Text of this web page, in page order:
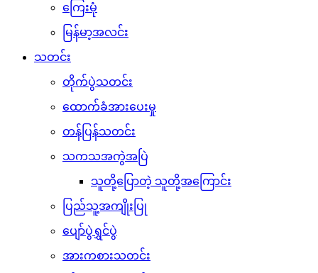
ကြေးမုံ
မြန်မာ့အလင်း
သတင်း
တိုက်ပွဲသတင်း
ထောက်ခံအားပေးမှု
တန်ပြန်သတင်း
သကသအကွဲအပြဲ
သူတို့ပြောတဲ့ သူတို့အကြောင်း
ပြည်သူ့အကျိုးပြု
ပျော်ပွဲရွှင်ပွဲ
အားကစားသတင်း